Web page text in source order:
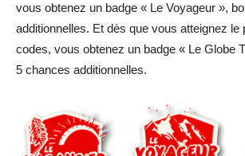
vous obtenez un badge « Le Voyageur »,
additionnelles. Et dès que vous atteignez le
codes, vous obtenez un badge « Le Globe
5 chances additionnelles.